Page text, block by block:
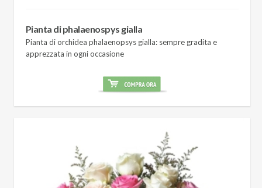
Pianta di phalaenospys gialla
Pianta di orchidea phalaenopsys gialla: sempre gradita e
apprezzata in ogni occasione